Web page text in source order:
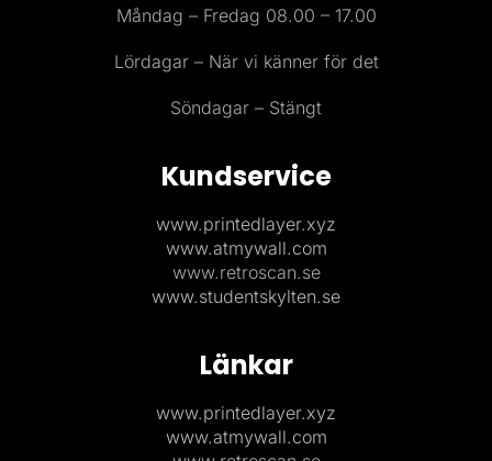
Måndag – Fredag 08.00 – 17.00
Lördagar – När vi känner för det
Söndagar – Stängt
Kundservice
www.printedlayer.xyz
www.atmywall.com
www.retroscan.se
www.studentskylten.se
Länkar
www.printedlayer.xyz
www.atmywall.com